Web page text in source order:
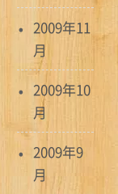
2009年11
月
2009年10
月
2009年9
月